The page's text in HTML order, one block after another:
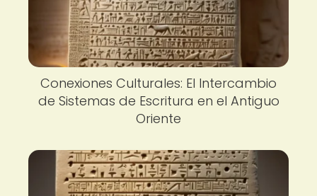
Conexiones Culturales: El Intercambio
de Sistemas de Escritura en el Antiguo
Oriente